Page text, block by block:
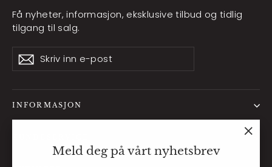
Meld deg på vårt nyhetsbrev
Få nyheter, informasjon, eksklusive tilbud og tidlig
tilgang til salg.
Skriv
inn
post
AbonnerAbonner
INFORMASJON